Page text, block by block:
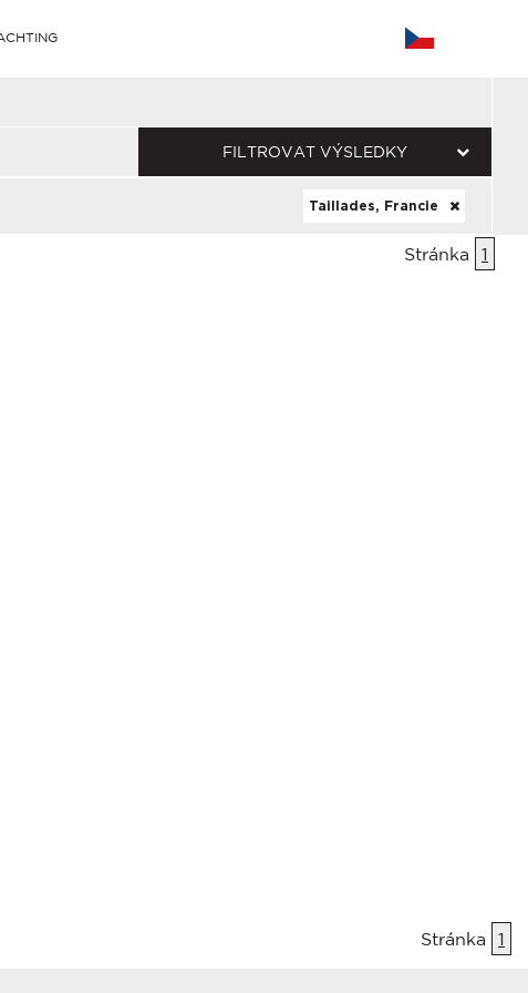
FILTROVAT VÝSLEDKY
Taillades, Francie
Stránka 1
Stránka 1